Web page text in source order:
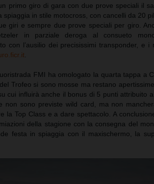
primo giro di gara con due prove speciali il
spiaggia in stile motocross, con cancelli da 20
giri e sempre due prove speciali per giro.
in parziale deroga al consueto
con l’ausilio dei precisissimi transponder, e
FMI ha omologato la quarta tappa a
Trofeo si sono mosse ma restano
cui influirà anche il bonus di 5 punti attribuito
non sono previste wild card, ma non
la Top Class e a dare spettacolo. A
della stagione con la consegna del
festa in spiaggia con il maxischermo, la